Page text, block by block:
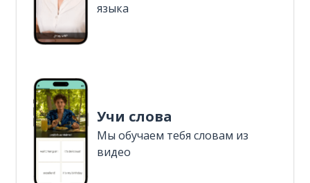
языка
Учи слова
Мы обучаем тебя словам из
видео